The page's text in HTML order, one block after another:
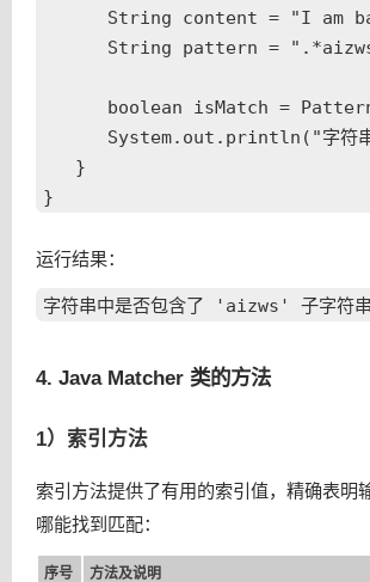
String content = "I am
String pattern =
boolean isMatch =
System.out.println("字符
   }
运行结果：
4. Java Matcher 类的方法
1）索引方法
索引方法提供了有用的索引值，精确表明
哪能找到匹配：
序号 方法及说明